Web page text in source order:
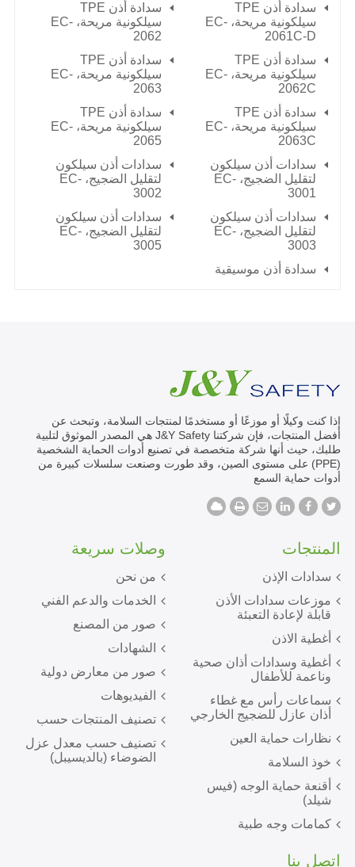
سدادة أذن TPE
سيلكونية مريحة، EC-
2061C-D
سدادة أذن TPE
سيلكونية مريحة، EC-
2062
سدادة أذن TPE
سيلكونية مريحة، EC-
2062C
سدادة أذن TPE
سيلكونية مريحة، EC-
2063
سدادة أذن TPE
سيلكونية مريحة، EC-
2063C
سدادة أذن TPE
سيلكونية مريحة، EC-
2065
سدادات أذن سيلكون
لتقليل الضجيج، EC-
3001
سدادات أذن سيلكون
لتقليل الضجيج، EC-
3002
سدادات أذن سيلكون
لتقليل الضجيج، EC-
3003
سدادات أذن سيلكون
لتقليل الضجيج، EC-
3005
سدادة أذن موسيقية
إذا كنت وكيلًا أو موزعًا أو مستخدمًا لمنتجات السلامة، وتبحث عن
أفضل المنتجات، فإن شركتنا J&Y Safety هي المصدر الموثوق لتلبية
طلبك، حيث أنها شركة متخصصة في تصنيع أدوات الحماية الشخصية
(PPE) على مستوى الصين، وقد طورت وصنعت سلسلات كبيرة من
أدوات حماية السمع
وصلات سريعة
من نحن
الخدمات والدعم الفني
صور من المصنع
الشهادات
صور من معارض دولية
الفيديوهات
تصنيف المنتجات حسب
تصنيف حسب معدل عزل
الضوضاء (بالديسيبل)
المنتجات
سدادات الإذن
موزعات سدادات الأذن
قابلة لإعادة التعبئة
أغطية الاذن
أغطية وسدادات أذان صحية
وناعمة للأطفال
سماعات رأس مع غطاء
أذان عازل للضجيج الخارجي
نظارات حماية العين
خوذ السلامة
أقنعة حماية الوجه (فيس
شيلد)
كمامات وجه طبية
اتصل بنا